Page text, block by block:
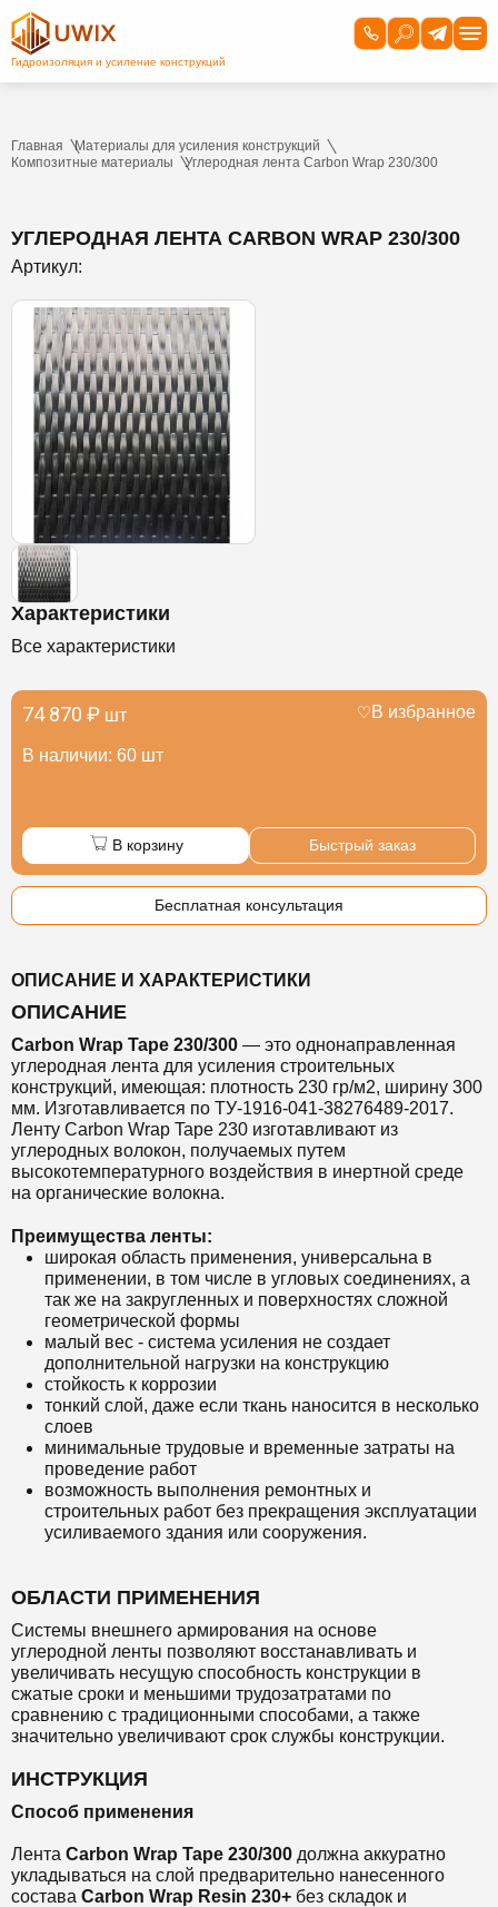
Главная
Материалы для усиления конструкций
Композитные материалы
Углеродная лента Carbon Wrap 230/300
УГЛЕРОДНАЯ ЛЕНТА CARBON WRAP 230/300
Артикул:
Характеристики
Все характеристики
74 870 ₽ шт
В наличии: 60 шт
В избранное
В корзину Быстрый заказ
Бесплатная консультация
ОПИСАНИЕ И ХАРАКТЕРИСТИКИ
ОПИСАНИЕ
Carbon Wrap Tape 230/300 — это однонаправленная
углеродная лента для усиления строительных
конструкций, имеющая: плотность 230 гр/м2, ширину 300
мм. Изготавливается по ТУ-1916-041-38276489-2017.
Ленту Carbon Wrap Tape 230 изготавливают из
углеродных волокон, получаемых путем
высокотемпературного воздействия в инертной среде
на органические волокна.
Преимущества ленты:
широкая область применения, универсальна в
применении, в том числе в угловых соединениях, а
так же на закругленных и поверхностях сложной
геометрической формы
малый вес - система усиления не создает
дополнительной нагрузки на конструкцию
стойкость к коррозии
тонкий слой, даже если ткань наносится в несколько
слоев
минимальные трудовые и временные затраты на
проведение работ
возможность выполнения ремонтных и
строительных работ без прекращения эксплуатации
усиливаемого здания или сооружения.
ОБЛАСТИ ПРИМЕНЕНИЯ
Системы внешнего армирования на основе
углеродной ленты позволяют восстанавливать и
увеличивать несущую способность конструкции в
сжатые сроки и меньшими трудозатратами по
сравнению с традиционными способами, а также
значительно увеличивают срок службы конструкции.
ИНСТРУКЦИЯ
Способ применения
Лента Carbon Wrap Tape 230/300 должна аккуратно
укладываться на слой предварительно нанесенного
состава Carbon Wrap Resin 230+ без складок и